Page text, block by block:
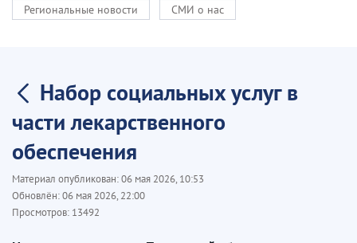
Региональные новости
СМИ о нас
Набор социальных услуг в
части лекарственного
обеспечения
Материал опубликован:06 мая 2026, 10:53
Обновлён:06 мая 2026, 22:00
Просмотров: 13492